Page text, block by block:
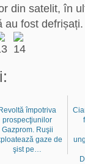
din satelit, în
au fost
împotriva
prospecţiunilor
Gazprom. Ruşii
gaze de
şist pe…